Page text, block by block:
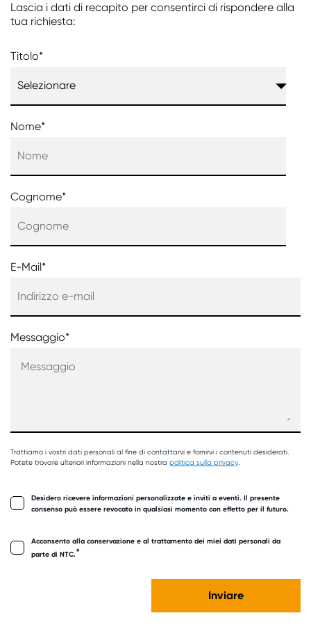
Lascia i dati di recapito per consentirci di rispondere alla
tua richiesta:
Titolo*
Nome*
Cognome*
E-Mail*
Messaggio*
Trattiamo i vostri dati personali al fine di contattarvi e fornirvi i contenuti desiderati.
Potete trovare ulteriori informazioni nella nostra politica sulla privacy
Desidero ricevere informazioni personalizzate e inviti a eventi. Il presente
consenso può essere revocato in qualsiasi momento con effetto per il futuro.
Acconsento alla conservazione e al trattamento dei miei dati personali da
parte di NTC.*